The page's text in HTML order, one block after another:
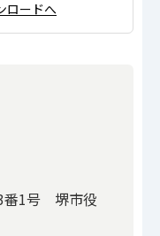
ロードへ
番1号 堺市役